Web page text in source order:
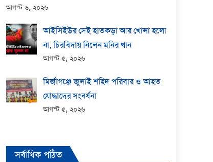
আগস্ট ৬, ২০২৬
আইসিইউর সেই হাতকড়া আর খোলা হলো
না, চিরবিদায় নিলেন মনির খান
আগস্ট ৫, ২০২৬
মির্জাগঞ্জে জুলাই শহিদ পরিবার ও আহত
যোদ্ধাদের সংবর্ধনা
আগস্ট ৫, ২০২৬
সর্বাধিক পঠিত